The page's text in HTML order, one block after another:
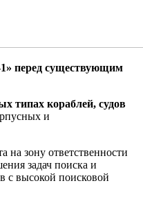
перед существующим
типах кораблей, судов
и
на зону ответственности
задач поиска и
с высокой поисковой